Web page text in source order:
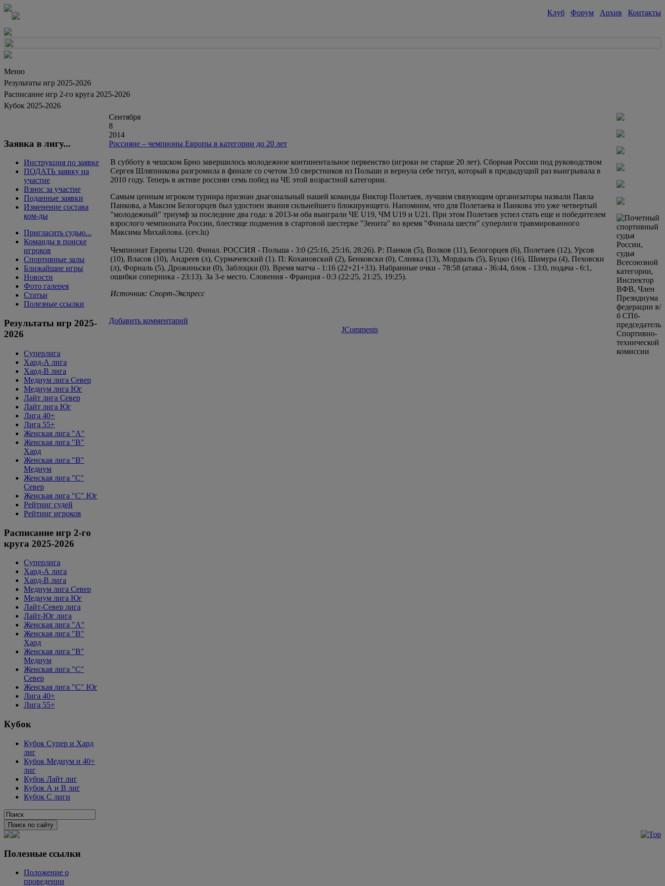
Клуб Форум Архив Контакты
Меню
Результаты игр 2025-2026
Расписание игр 2-го круга 2025-2026
Кубок 2025-2026
Заявка в лигу...
Инструкция по заявке
ПОДАТЬ заявку на
участие
Взнос за участие
Поданные заявки
Изменение состава
ком-ды
Пригласить судью...
Команды в поиске
игроков
Спортивные залы
Ближайшие игры
Новости
Фото галерея
Статьи
Полезные ссылки
Результаты игр 2025-
2026
Суперлига
Хард-А лига
Хард-В лига
Медиум лига Север
Медиум лига Юг
Лайт лига Север
Лайт лига Юг
Лига 40+
Лига 55+
Женская лига "A"
Женская лига "B"
Хард
Женская лига "B"
Медиум
Женская лига "С"
Север
Женская лига "С" Юг
Рейтинг судей
Рейтинг игроков
Расписание игр 2-го
круга 2025-2026
Суперлига
Хард-А лига
Хард-В лига
Медиум лига Север
Медиум лига Юг
Лайт-Север лига
Лайт-Юг лига
Женская лига "А"
Женская лига "В"
Хард
Женская лига "В"
Медиум
Женская лига "C"
Север
Женская лига "C" Юг
Лига 40+
Лига 55+
Кубок
Кубок Супер и Хард
лиг
Кубок Медиум и 40+
лиг
Кубок Лайт лиг
Кубок А и В лиг
Кубок С лиги
Сентября
8
2014
Россияне – чемпионы Европы в категории до 20 лет
В субботу в чешском Брно завершилось молодежное континентальное первенство (игроки не старше 20 лет). Сборная России под руководством
Сергея Шляпникова разгромила в финале со счетом 3:0 сверстников из Польши и вернула себе титул, который в предыдущий раз выигрывала в
2010 году. Теперь в активе россиян семь побед на ЧЕ этой возрастной категории.
Самым ценным игроком турнира признан диагональный нашей команды Виктор Полетаев, лучшим связующим организаторы назвали Павла
Панкова, а Максим Белогорцев был удостоен звания сильнейшего блокирующего. Напомним, что для Полетаева и Панкова это уже четвертый
"молодежный" триумф за последние два года: в 2013-м оба выиграли ЧЕ U19, ЧМ U19 и U21. При этом Полетаев успел стать еще и победителем
взрослого чемпионата России, блестяще подменив в стартовой шестерке "Зенита" во время "Финала шести" суперлиги травмированного
Максима Михайлова. (cev.lu)
Чемпионат Европы U20. Финал. РОССИЯ - Польша - 3:0 (25:16, 25:16, 28:26). Р: Панков (5), Волков (11), Белогорцев (6), Полетаев (12), Урсов
(10), Власов (10), Андреев (л), Сурмачевский (1). П: Кохановский (2), Бенковски (0), Сливка (13), Мордыль (5), Буцко (16), Шимура (4), Пеховски
(л), Форналь (5), Дрожиньски (0), Заблоцки (0). Время матча - 1:16 (22+21+33). Набранные очки - 78:58 (атака - 36:44, блок - 13:0, подача - 6:1,
ошибки соперника - 23:13). За 3-е место. Словения - Франция - 0:3 (22:25, 21:25, 19:25).
Источник: Спорт-Экспресс
Добавить комментарий
JComments
Полезные ссылки
Положение о
проведении